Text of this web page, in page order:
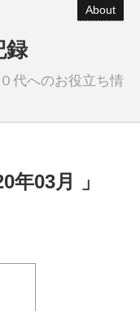
About
録
代へのお役立ち情
年03月 」